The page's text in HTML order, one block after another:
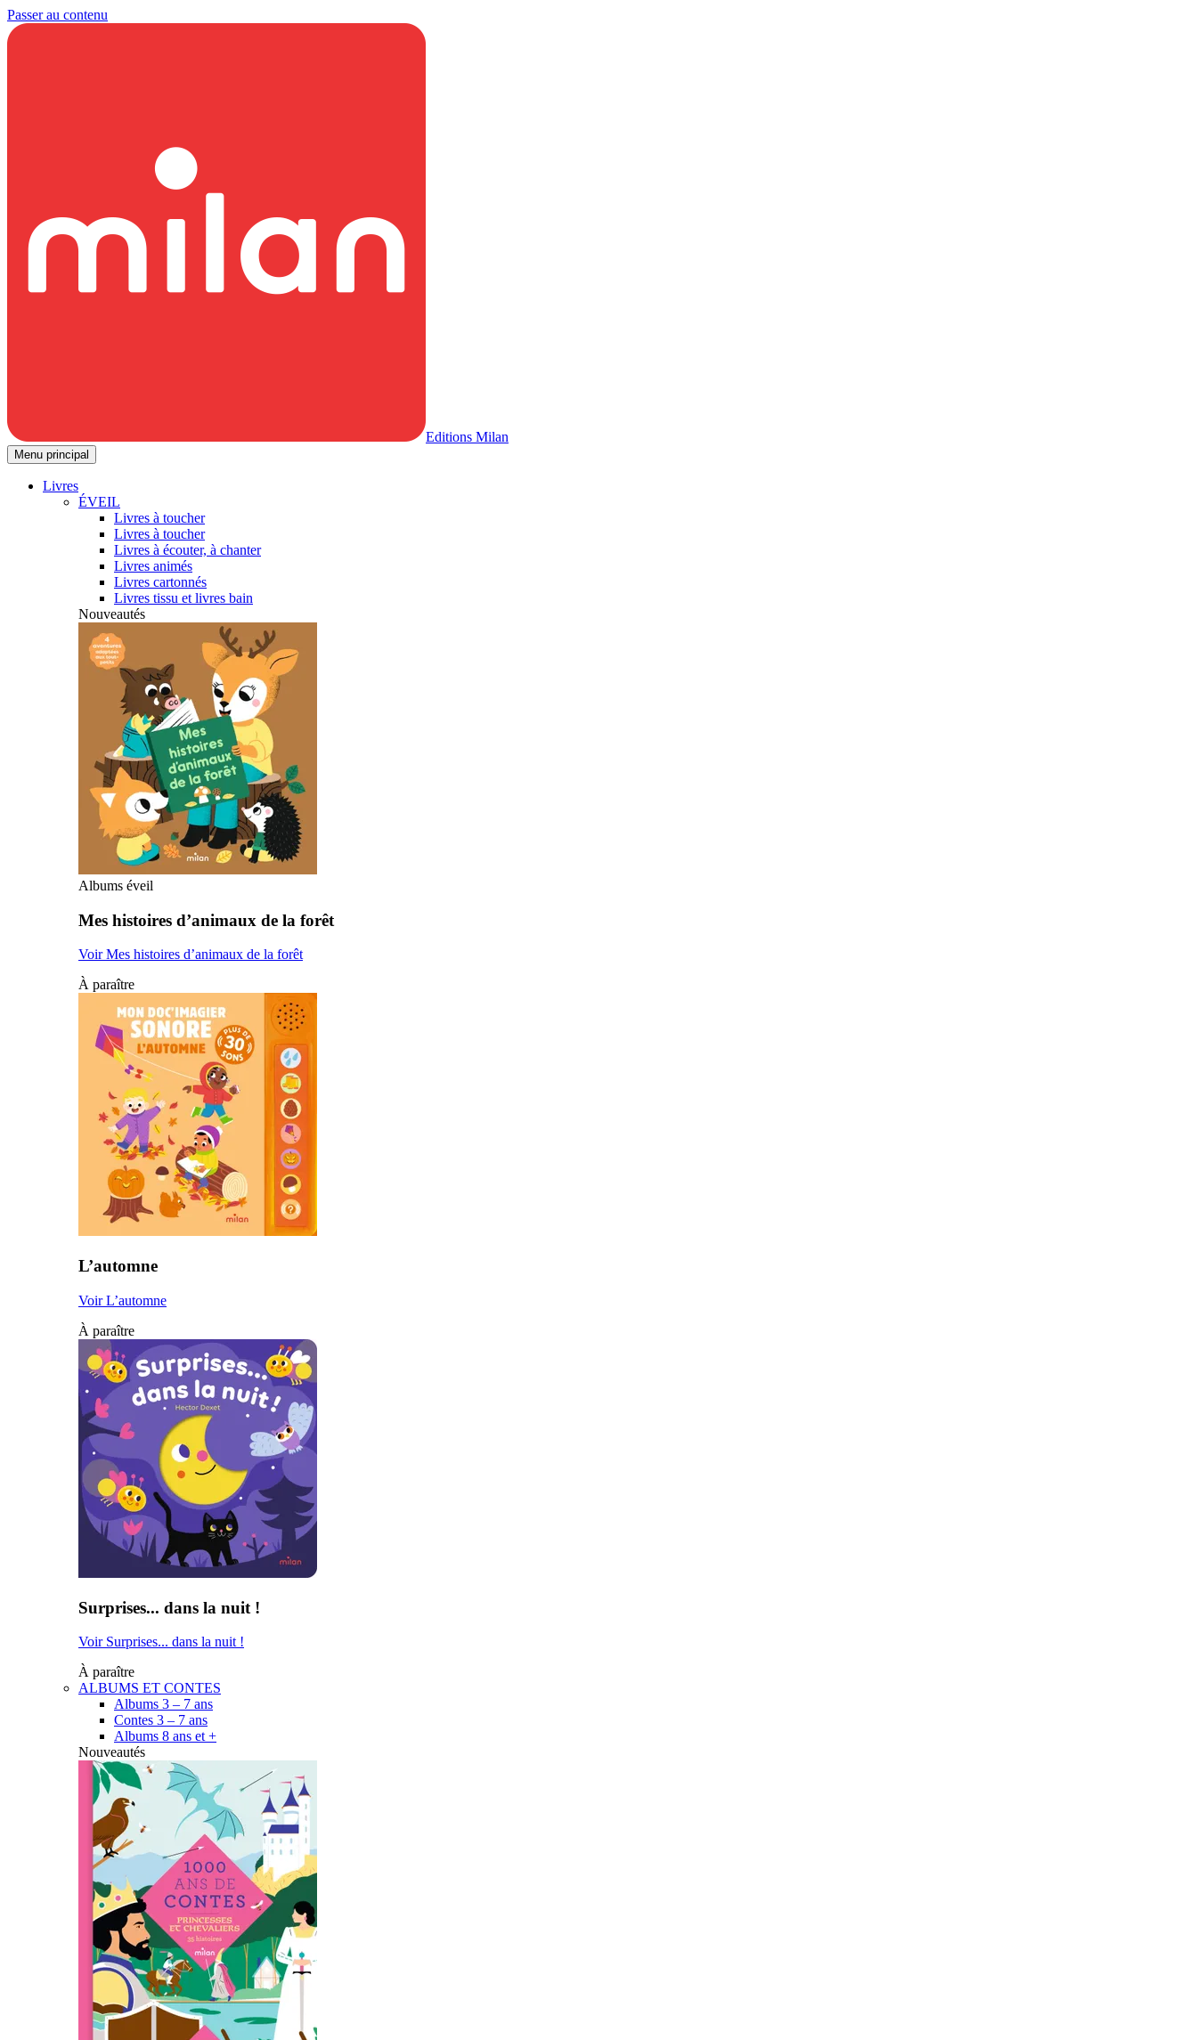
Passer au contenu
Editions Milan
Menu principal
Livres
ÉVEIL
Livres à toucher
Livres à toucher
Livres à écouter, à chanter
Livres animés
Livres cartonnés
Livres tissu et livres bain
Nouveautés
Albums éveil
Mes histoires d’animaux de la forêt
Voir Mes histoires d’animaux de la forêt
À paraître
L’automne
Voir L’automne
À paraître
Surprises... dans la nuit !
Voir Surprises... dans la nuit !
À paraître
ALBUMS ET CONTES
Albums 3 – 7 ans
Contes 3 – 7 ans
Albums 8 ans et +
Nouveautés